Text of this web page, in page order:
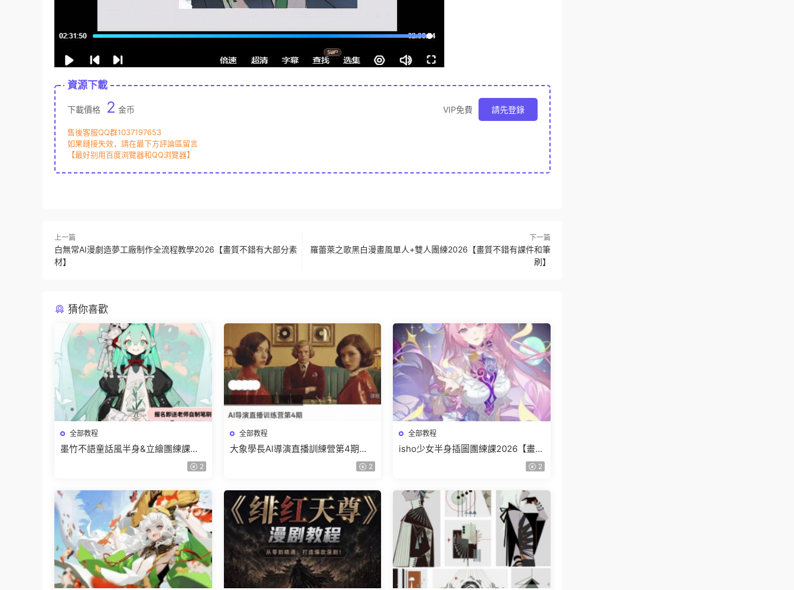
資源下載
下載價格 2 金币 VIP免費 請先登錄
售後客服QQ群1037197653
如果鏈接失效，請在最下方評論區留言
【最好别用百度浏覽器和QQ浏覽器】
上一篇
白無常AI漫劇造夢工廠制作全流程教學2026【畫質不錯有大部分素
材】
下一篇
羅蕾萊之歌黑白漫畫風單人+雙人團練2026【畫質不錯有課件和筆
刷】
猜你喜歡
全部教程
墨竹不語童話風半身&立繪團練課
2
全部教程
大象學長AI導演直播訓練營第4期
2
全部教程
isho少女半身插圖團練課2026【畫質
2